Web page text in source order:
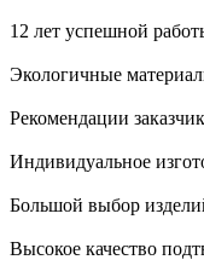
12 лет успешной
Экологичные
Рекомендации
Индивидуальное
Большой выбор
Высокое качество